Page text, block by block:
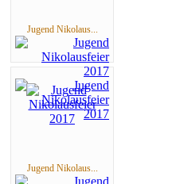
Jugend Nikolaus...
Jugend Nikolaus...